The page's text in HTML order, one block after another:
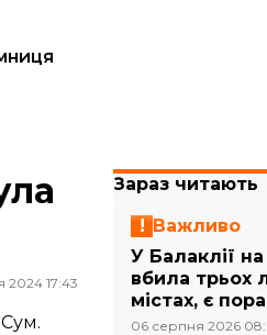
2024 17:43
Сум.
Зараз читають
Важливо
У Балаклії
вбила трьох
містах, є
06 серпня 2026